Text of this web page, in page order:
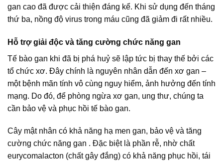
gan cao đã được cải thiện đáng kể. Khi sử dụng đến tháng
thứ ba, nồng độ virus trong máu cũng đã giảm đi rất nhiều.
Hỗ trợ giải độc và tăng cường chức năng gan
Tế bào gan khi đã bị phá huỷ sẽ lập tức bị thay thế bởi các
tổ chức xơ. Đây chính là nguyên nhân dẫn đến xơ gan –
một bệnh mãn tính vô cùng nguy hiểm, ảnh hưởng đến tính
mạng. Do đó, để phòng ngừa xơ gan, ung thư, chúng ta
cần bảo vệ và phục hồi tế bào gan.
Cây mật nhân có khả năng hạ men gan, bảo vệ và tăng
cường chức năng gan . Đặc biệt là phần rễ, nhờ chất
eurycomalacton (chất gây đắng) có khả năng phục hồi, tái